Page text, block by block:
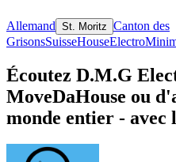
Allemand St. Moritz Canton des
GrisonsSuisseHouseElectro
Écoutez D.M.G
MoveDaHouse ou
monde entier -